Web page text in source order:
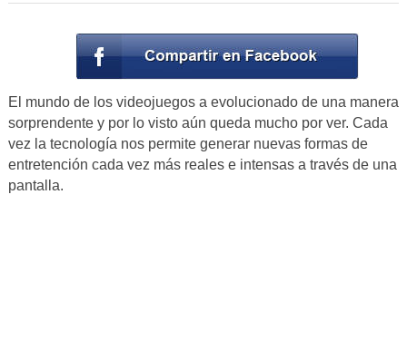
El mundo de los videojuegos a evolucionado de una manera
sorprendente y por lo visto aún queda mucho por ver. Cada
vez la tecnología nos permite generar nuevas formas de
entretención cada vez más reales e intensas a través de una
pantalla.